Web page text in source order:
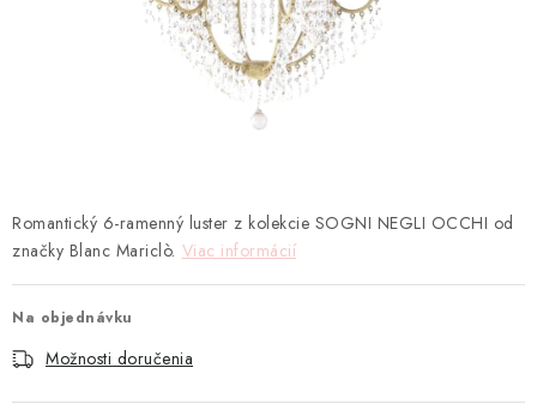
BLANC MARICLO´
ZNAČKY
Romantický 6-ramenný luster z kolekcie SOGNI NEGLI OCCHI od
značky Blanc Mariclò. Viac informácií
Na objednávku
Možnosti doručenia